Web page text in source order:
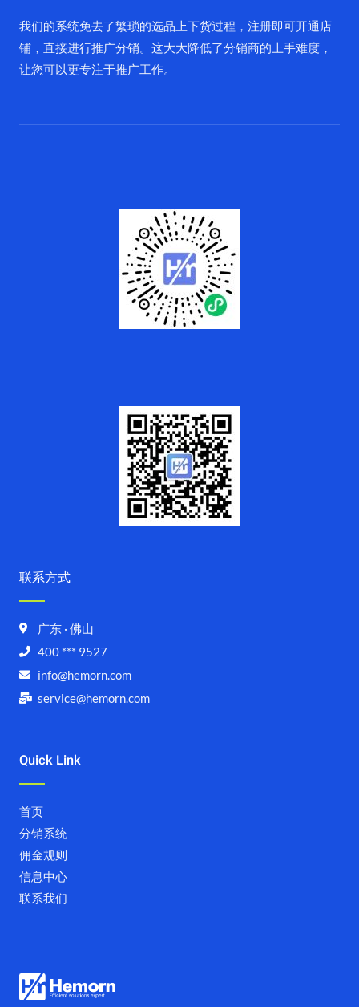
我们的系统免去了繁琐的选品上下货过程，注册即可开通店
铺，直接进行推广分销。这大大降低了分销商的上手难度，
让您可以更专注于推广工作。
Quick Link
首页
分销系统
佣金规则
信息中心
联系我们
联系方式
广东 · 佛山
400 *** 9527
info@hemorn.com
service@hemorn.com